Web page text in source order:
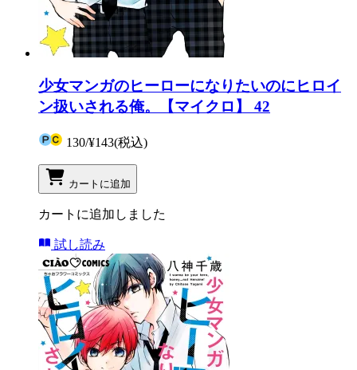
少女マンガのヒーローになりたいのにヒロイ
ン扱いされる俺。【マイクロ】 42
130/¥143(税込)
カートに追加
カートに追加しました
試し読み